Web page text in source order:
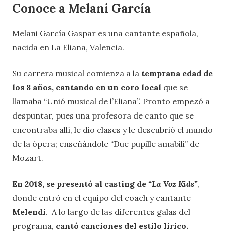
Conoce a Melani García
Melani García Gaspar es una cantante española,
nacida en La Eliana, Valencia.
Su carrera musical comienza a la temprana edad de
los 8 años, cantando en un coro local que se
llamaba “Unió musical de l’Eliana”. Pronto empezó a
despuntar, pues una profesora de canto que se
encontraba allí, le dio clases y le descubrió el mundo
de la ópera; enseñándole “Due pupille amabili” de
Mozart.
En 2018, se presentó al casting de “La Voz Kids”,
donde entró en el equipo del coach y cantante
Melendi. A lo largo de las diferentes galas del
programa, cantó canciones del estilo lírico.